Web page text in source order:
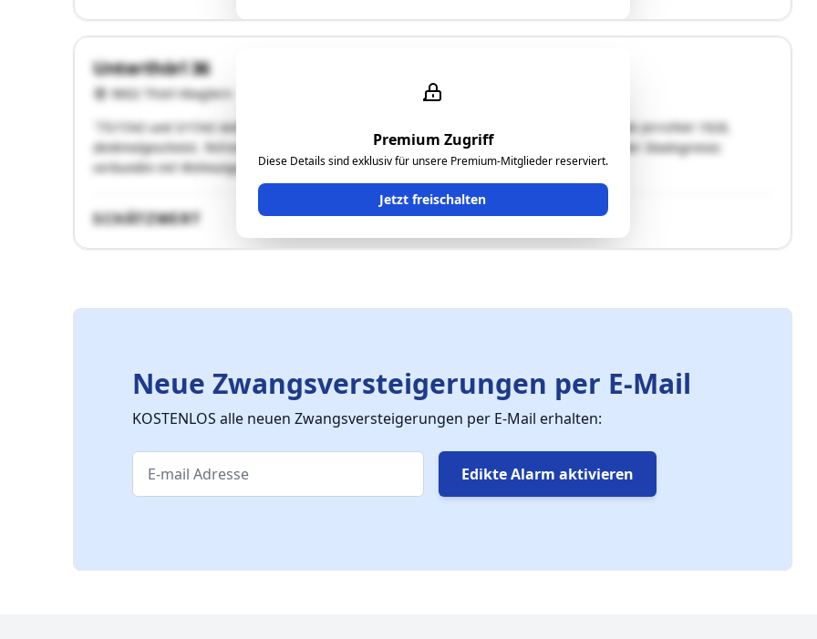
Premium Zugriff
Diese Details sind exklusiv für unsere Premium-Mitglieder reserviert.
Jetzt freischalten
Unterthörl 36
9602 Thörl-Maglern
"75/1542 und 3/1542 Anteile an Liegenschaft mit Wohnungen im ehemaligen Zollamtsgebäude (errichtet 1928,
denkmalgeschützt, Teilrenovierung und Parifzierung 2011: 22 Wohnungen, 31 KFZ-AP) nahe der Staatsgrenze;
verbunden mit Wohnungseigentum an Wohnung TOP 18-2 im 2. OG sowie an Top 41 …"
SCHÄTZWERT
Neue Zwangsversteigerungen per E-Mail
KOSTENLOS alle neuen Zwangsversteigerungen per E-Mail erhalten:
Edikte Alarm aktivieren